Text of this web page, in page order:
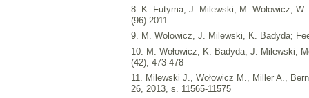
8. K. Futyma, J. Milewski, M. Wołowicz,
(96) 2011
9. M. Wolowicz, J. Milewski, K. Badyda;
10. M. Wołowicz, K. Badyda, J. Milewski;
(42), 473-478
11. Milewski J., Wołowicz M., Miller A.,
26, 2013, s. 11565-11575